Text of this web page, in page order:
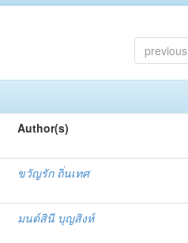
previous
Author(s)
ขวัญรัก ถิ่นเทศ
มนต์สินี บุญสิงห์